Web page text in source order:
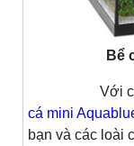
Bể
Với
cá mini
bạn và các loài